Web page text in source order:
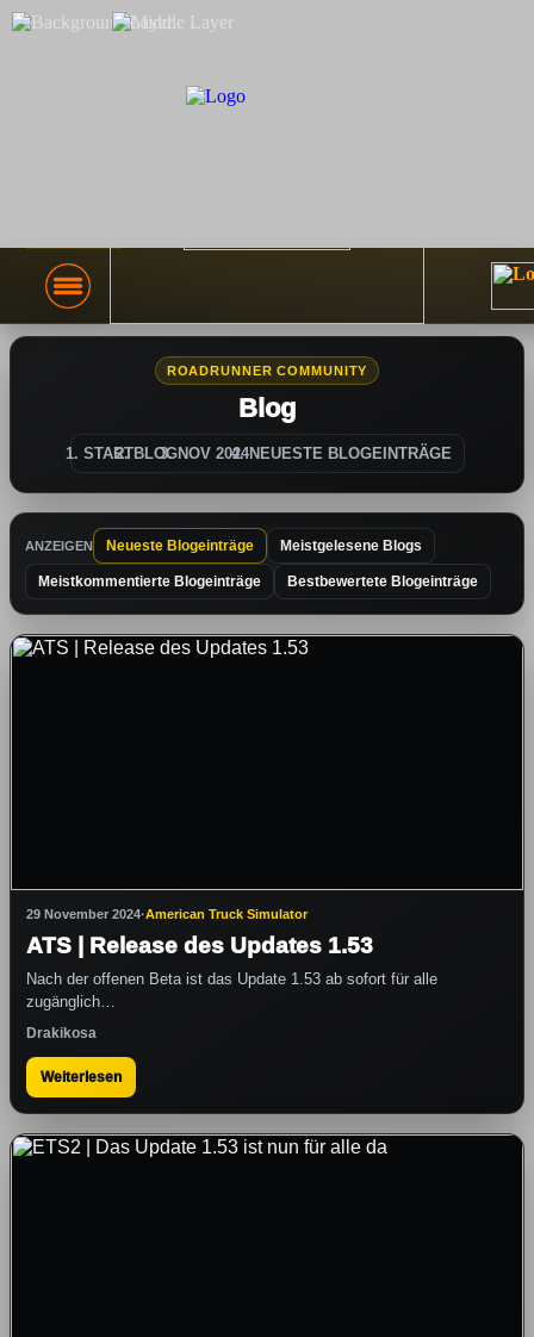
ROADRUNNER COMMUNITY
Blog
STARTBLOGNOV 2024NEUESTE BLOGEINTRÄGE
ANZEIGEN Neueste Blogeinträge Meistgelesene Blogs
Meistkommentierte Blogeinträge Bestbewertete Blogeinträge
29 November 2024·American Truck Simulator
ATS | Release des Updates 1.53
Nach der offenen Beta ist das Update 1.53 ab sofort für alle
zugänglich…
Drakikosa
Weiterlesen